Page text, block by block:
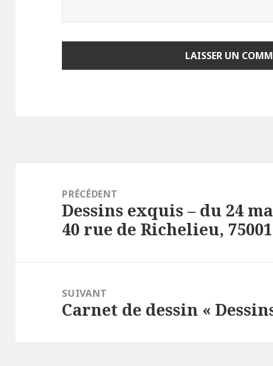
l’article
PRÉCÉDENT
Article
précédent :
Dessins exquis – du 24
40 rue de Richelieu,
SUIVANT
Article
Carnet de dessin «